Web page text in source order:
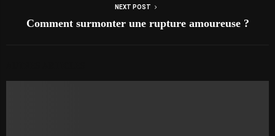
NEXT POST
Comment surmonter une rupture amoureuse ?